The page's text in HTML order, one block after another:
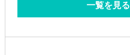
一覧を見る